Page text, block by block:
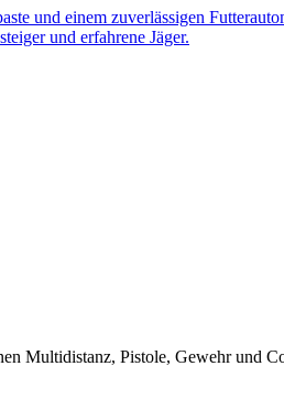
und einem zuverlässigen
und erfahrene Jäger.
Multidistanz, Pistole, Gewehr und